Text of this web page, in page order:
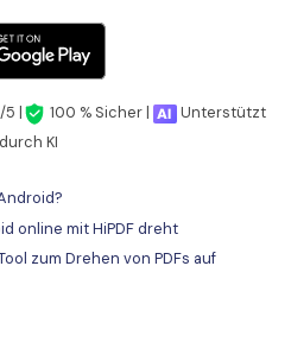
und einfachsten PDF-Tools
| 100 % Sicher |
Unterstützt
durch KI
online mit HiPDF dreht
zum Drehen von PDFs auf